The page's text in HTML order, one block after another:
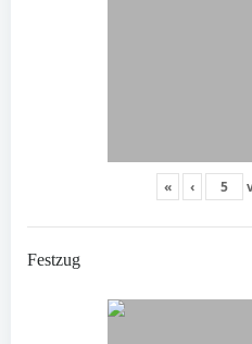
« ‹
Festzug